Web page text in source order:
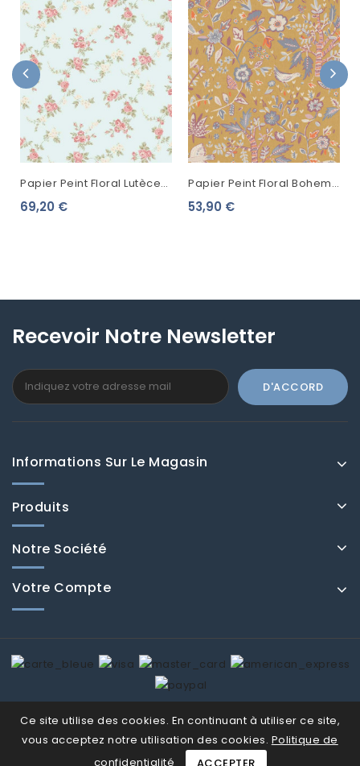
Papier Peint Floral Lutèce
Abby Rose 4 Chic Rose
69,20 €
Papier Peint Floral Boheme
Echappée Jaune Zenith
53,90 €
Recevoir Notre Newsletter
Informations Sur Le Magasin
Produits
Notre Société
Votre Compte
Ce site utilise des cookies. En continuant à utiliser ce site,
vous acceptez notre utilisation des cookies. Politique de
confidentialité
© Fenducci 2026